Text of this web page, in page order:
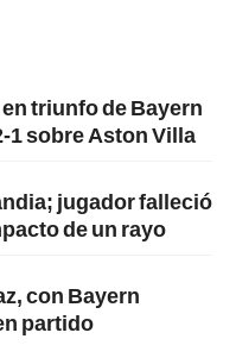
triunfo de Bayern
1 sobre Aston Villa
jugador falleció
de un rayo
con Bayern
partido